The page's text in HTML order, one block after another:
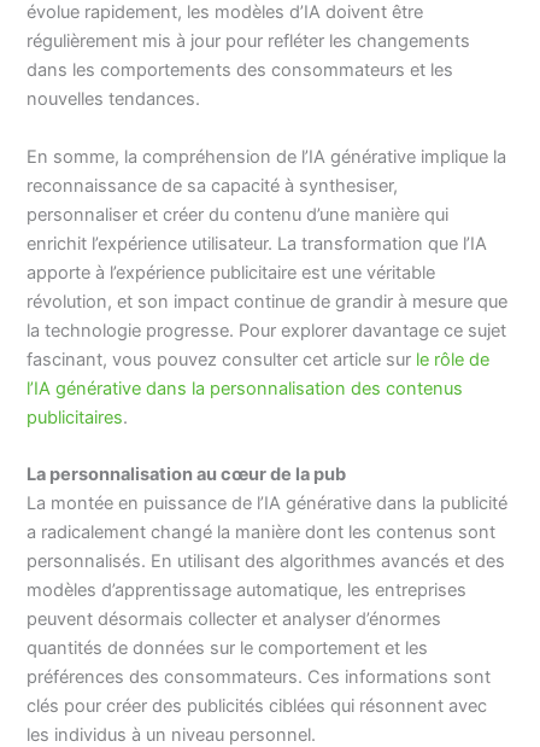
évolue rapidement, les modèles d’IA doivent être
régulièrement mis à jour pour refléter les changements
dans les comportements des consommateurs et les
nouvelles tendances.
En somme, la compréhension de l’IA générative implique la
reconnaissance de sa capacité à synthesiser,
personnaliser et créer du contenu d’une manière qui
enrichit l’expérience utilisateur. La transformation que l’IA
apporte à l’expérience publicitaire est une véritable
révolution, et son impact continue de grandir à mesure que
la technologie progresse. Pour explorer davantage ce sujet
fascinant, vous pouvez consulter cet article sur le rôle de
l’IA générative dans la personnalisation des contenus
publicitaires.
La personnalisation au cœur de la pub
La montée en puissance de l’IA générative dans la publicité
a radicalement changé la manière dont les contenus sont
personnalisés. En utilisant des algorithmes avancés et des
modèles d’apprentissage automatique, les entreprises
peuvent désormais collecter et analyser d’énormes
quantités de données sur le comportement et les
préférences des consommateurs. Ces informations sont
clés pour créer des publicités ciblées qui résonnent avec
les individus à un niveau personnel.